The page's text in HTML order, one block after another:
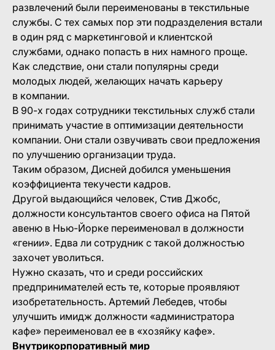
развлечений были переименованы в текстильные
службы. С тех самых пор эти подразделения встали
в один ряд с маркетинговой и клиентской
службами, однако попасть в них намного проще.
Как следствие, они стали популярны среди
молодых людей, желающих начать карьеру
в компании.
В 90-х годах сотрудники текстильных служб стали
принимать участие в оптимизации деятельности
компании. Они стали озвучивать свои предложения
по улучшению организации труда.
Таким образом, Дисней добился уменьшения
коэффициента текучести кадров.
Другой выдающийся человек, Стив Джобс,
должности консультантов своего офиса на Пятой
авеню в Нью-Йорке переименовал в должности
«гении». Едва ли сотрудник с такой должностью
захочет уволиться.
Нужно сказать, что и среди российских
предпринимателей есть те, которые проявляют
изобретательность. Артемий Лебедев, чтобы
улучшить имидж должности «администратора
кафе» переименовал ее в «хозяйку кафе».
Внутрикорпоративный мир